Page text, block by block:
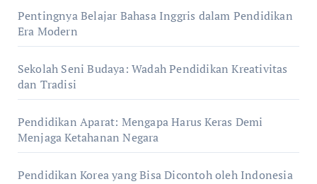
Pentingnya Belajar Bahasa Inggris dalam Pendidikan
Era Modern
Sekolah Seni Budaya: Wadah Pendidikan Kreativitas
dan Tradisi
Pendidikan Aparat: Mengapa Harus Keras Demi
Menjaga Ketahanan Negara
Pendidikan Korea yang Bisa Dicontoh oleh Indonesia